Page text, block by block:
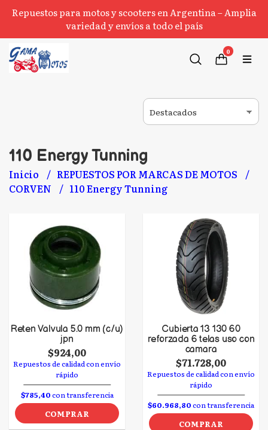
Repuestos para motos y scooters en Argentina – Amplia
variedad y envíos a todo el país
0
110 Energy Tunning
Inicio
REPUESTOS POR MARCAS DE MOTOS
CORVEN
110 Energy Tunning
Reten Valvula 5.0 mm (c/u)
jpn
$924,00
Repuestos de calidad con envío
rápido
$785,40con transferencia
COMPRAR
Cubierta 13 130 60
reforzada 6 telas uso con
camara
$71.728,00
Repuestos de calidad con envío
rápido
$60.968,80con transferencia
COMPRAR